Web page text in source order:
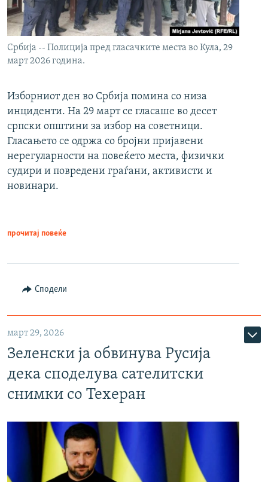
Србија -- Полиција пред гласачките места во Кула, 29
март 2026 година.
Изборниот ден во Србија помина со низа
инциденти. На 29 март се гласаше во десет
српски општини за избор на советници.
Гласањето се одржа со бројни пријавени
нерегуларности на повеќето места, физички
судири и повредени граѓани, активисти и
новинари.
прочитај повеќе
Сподели
март 29, 2026
Зеленски ја обвинува Русија
дека споделува сателитски
снимки со Техеран